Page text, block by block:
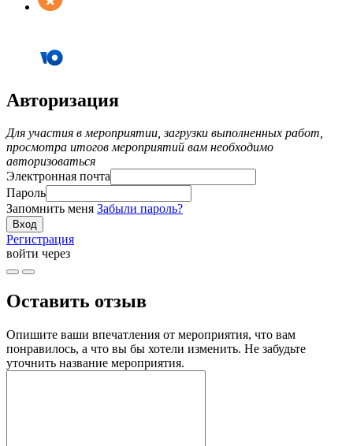
Авторизация
Для участия в мероприятии, загрузки выполненных работ,
просмотра итогов мероприятий вам необходимо
авторизоваться
Электронная почта
Пароль
Запомнить меня Забыли пароль?
Регистрация
войти через
Оставить отзыв
Опишите ваши впечатления от мероприятия, что вам
понравилось, а что вы бы хотели изменить. Не забудьте
уточнить название мероприятия.